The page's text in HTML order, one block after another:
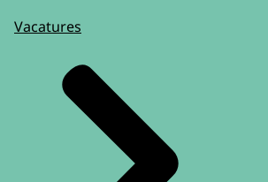
Vacatures